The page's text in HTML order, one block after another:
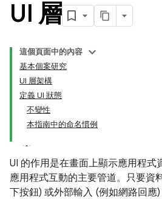
UI 層
這個頁面中的內容
基本個案研究
UI 層架構
定義 UI 狀態
不變性
本指南中的命名慣例
UI 的作用是在畫面上顯示應用程式
應用程式互動的主要管道。只要資
下按鈕) 或外部輸入 (例如網路回應